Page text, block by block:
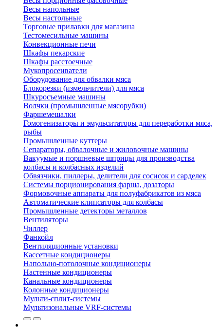
Весы напольные
Весы настольные
Торговые прилавки для магазина
Тестомесильные машины
Конвекционные печи
Шкафы пекарские
Шкафы расстоечные
Мукопросеиватели
Оборудование для обвалки мяса
Блокорезки (измельчители) для мяса
Шкуросъемные машины
Волчки (промышленные мясорубки)
Фаршемешалки
Гомогенизаторы и эмульситаторы для переработки мяса,
рыбы
Промышленные куттеры
Сепараторы, обвалочные и жиловочные машины
Вакуумые и поршневые шприцы для производства
колбасы и колбасных изделий
Обвязчики, пиллеры, делители для сосисок и сарделек
Системы порционирования фарша, дозаторы
Формовочные аппараты для полуфабрикатов из мяса
Автоматические клипсаторы для колбасы
Промышленные детекторы металлов
Вентиляторы
Чиллер
Фанкойл
Вентиляционные установки
Кассетные кондиционеры
Напольно-потолочные кондиционеры
Настенные кондиционеры
Канальные кондиционеры
Колонные кондиционеры
Мульти-сплит-системы
Мультизональные VRF-системы